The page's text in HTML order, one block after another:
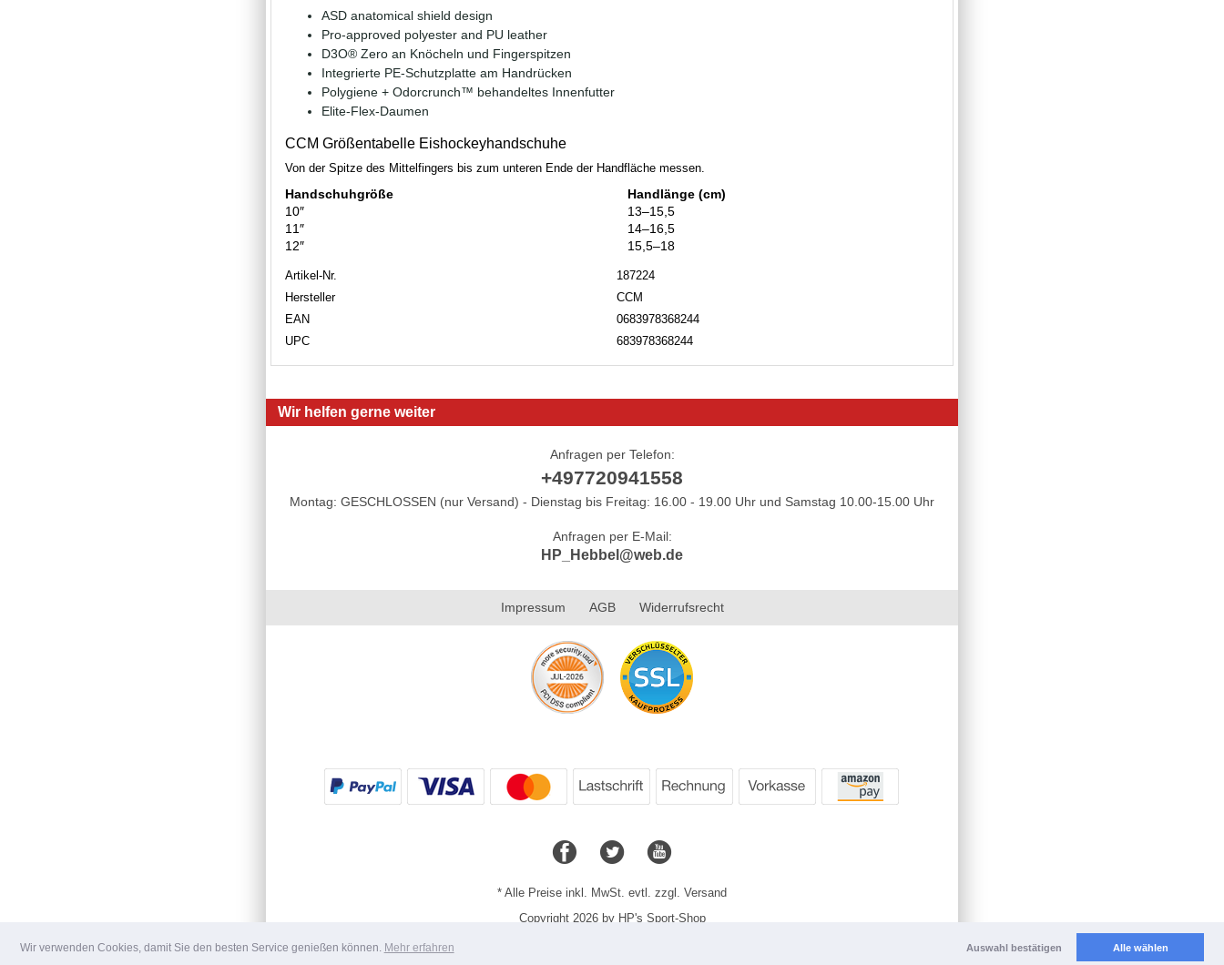
Wir verwenden Cookies, damit Sie den besten Service genießen können. Mehr erfahren Auswahl bestätigen Alle wählen
ASD anatomical shield design
Pro-approved polyester and PU leather
D3O® Zero an Knöcheln und Fingerspitzen
Integrierte PE-Schutzplatte am Handrücken
Polygiene + Odorcrunch™ behandeltes Innenfutter
Elite-Flex-Daumen
CCM Größentabelle Eishockeyhandschuhe
Von der Spitze des Mittelfingers bis zum unteren Ende der Handfläche messen.
Handschuhgröße
Handlänge (cm)
10″
13–15,5
11″
14–16,5
12″
15,5–18
Artikel-Nr.
187224
Hersteller
CCM
EAN
0683978368244
UPC
683978368244
Wir helfen gerne weiter
Anfragen per Telefon:
+497720941558
Montag: GESCHLOSSEN (nur Versand) - Dienstag bis Freitag: 16.00 - 19.00 Uhr und Samstag 10.00-15.00 Uhr
Anfragen per E-Mail:
HP_Hebbel@web.de
Impressum AGB Widerrufsrecht
* Alle Preise inkl. MwSt. evtl. zzgl. Versand
Copyright 2026 by HP's Sport-Shop